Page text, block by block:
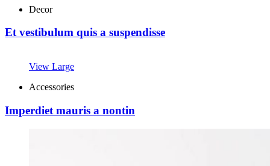
Decor
Et vestibulum quis a suspendisse
View Large
Accessories
Imperdiet mauris a nontin